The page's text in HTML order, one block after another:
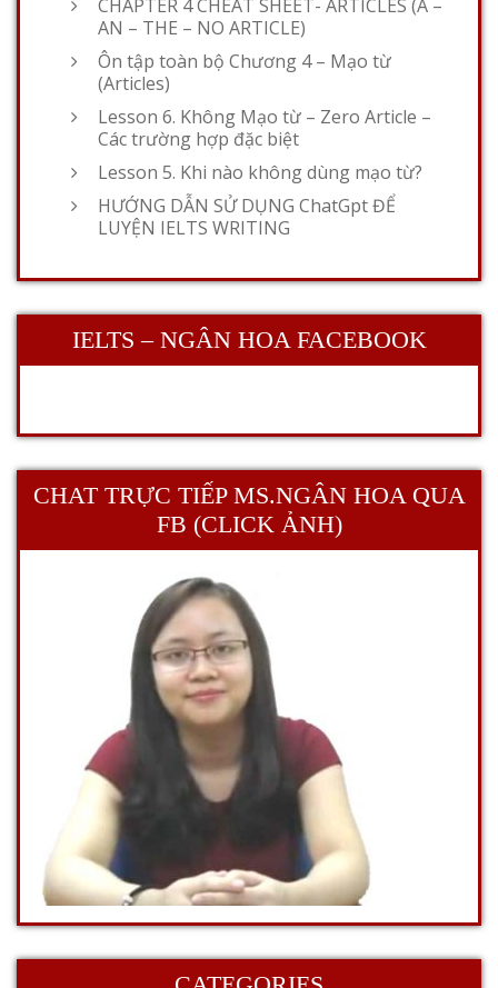
CHAPTER 4 CHEAT SHEET- ARTICLES (A –
AN – THE – NO ARTICLE)
Ôn tập toàn bộ Chương 4 – Mạo từ
(Articles)
Lesson 6. Không Mạo từ – Zero Article –
Các trường hợp đặc biệt
Lesson 5. Khi nào không dùng mạo từ?
HƯỚNG DẪN SỬ DỤNG ChatGpt ĐỂ
LUYỆN IELTS WRITING
IELTS – NGÂN HOA FACEBOOK
CHAT TRỰC TIẾP MS.NGÂN HOA QUA
FB (CLICK ẢNH)